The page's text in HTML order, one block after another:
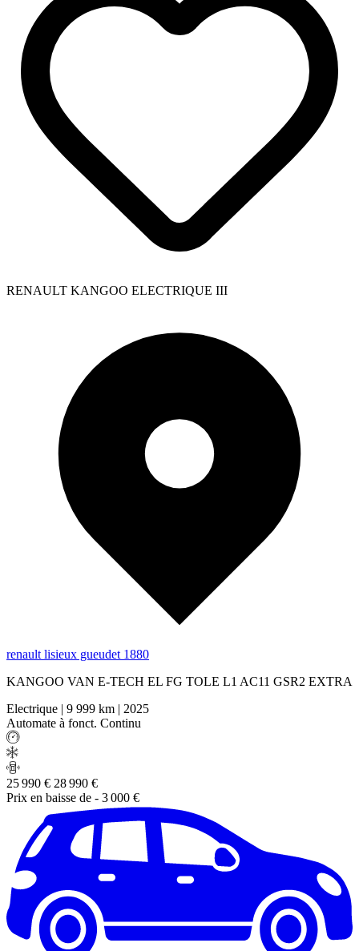
RENAULT KANGOO ELECTRIQUE III
renault lisieux gueudet 1880
KANGOO VAN E-TECH EL FG TOLE L1 AC11 GSR2 EXTRA
Electrique | 9 999 km | 2025
Automate à fonct. Continu
25 990 € 28 990 €
Prix en baisse de - 3 000 €